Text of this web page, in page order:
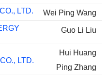
LTD.
Wei Ping Wang
Guo Li Liu
LTD.
Hui Huang
Ping Zhang